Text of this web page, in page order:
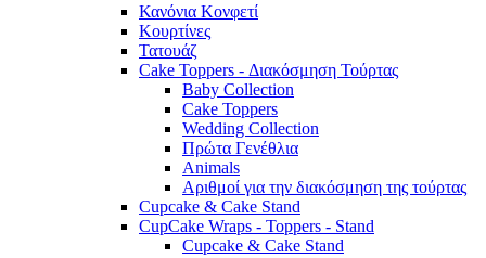
Κανόνια Κονφετί
Κουρτίνες
Τατουάζ
Cake Toppers - Διακόσμηση Τούρτας
Baby Collection
Cake Toppers
Wedding Collection
Πρώτα Γενέθλια
Animals
Αριθμοί για την διακόσμηση της τούρτας
Cupcake & Cake Stand
CupCake Wraps - Toppers - Stand
Cupcake & Cake Stand